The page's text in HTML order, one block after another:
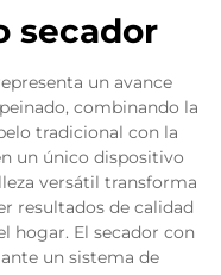
secador
un avance
combinando la
tradicional con la
un único dispositivo
versátil transforma
resultados de calidad
hogar. El secador con
un sistema de